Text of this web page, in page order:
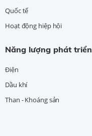
Quốc tế
Hoạt động hiệp hội
Năng lượng phát triển
Điện
Dầu khí
Than - Khoáng sản